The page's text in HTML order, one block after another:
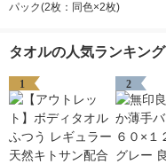
パック(2枚：同色×2枚)
タオルの人気ランキング
1 2